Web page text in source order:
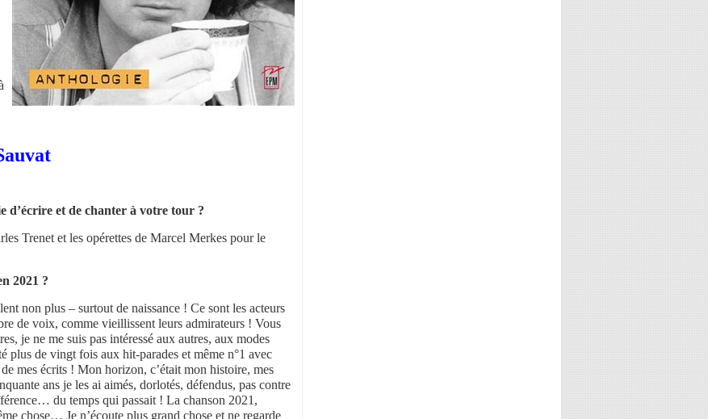
d’écrire et de chanter à votre tour ?
Trenet et les opérettes de Marcel Merkes pour le
2021 ?
non plus – surtout de naissance ! Ce sont les acteurs
de voix, comme vieillissent leurs admirateurs ! Vous
je ne me suis pas intéressé aux autres, aux modes
plus de vingt fois aux hit-parades et même n°1 avec
mes écrits ! Mon horizon, c’était mon histoire, mes
ans je les ai aimés, dorlotés, défendus, pas contre
du temps qui passait ! La chanson 2021,
chose… Je n’écoute plus grand chose et ne regarde